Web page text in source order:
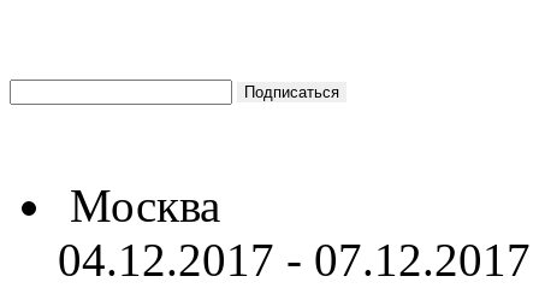
Москва
04.12.2017 - 07.12.2017